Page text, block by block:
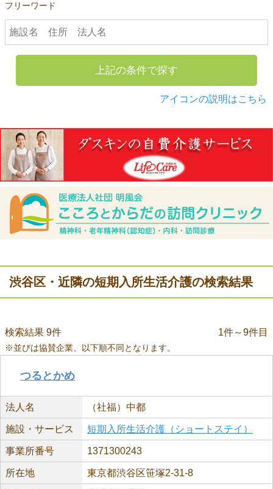
フリーワード
上記の条件で探す
アイコンの説明はこちら
渋谷区・近隣の短期入所生活介護の検索結果
検索結果 9件 1件～9件目
※並びは協賛企業、以下順不同となります。
つるとかめ
法人名 （社福）中都
施設・サービス 短期入所生活介護（ショートステイ）
事業所番号 1371300243
所在地 東京都渋谷区笹塚2-31-8